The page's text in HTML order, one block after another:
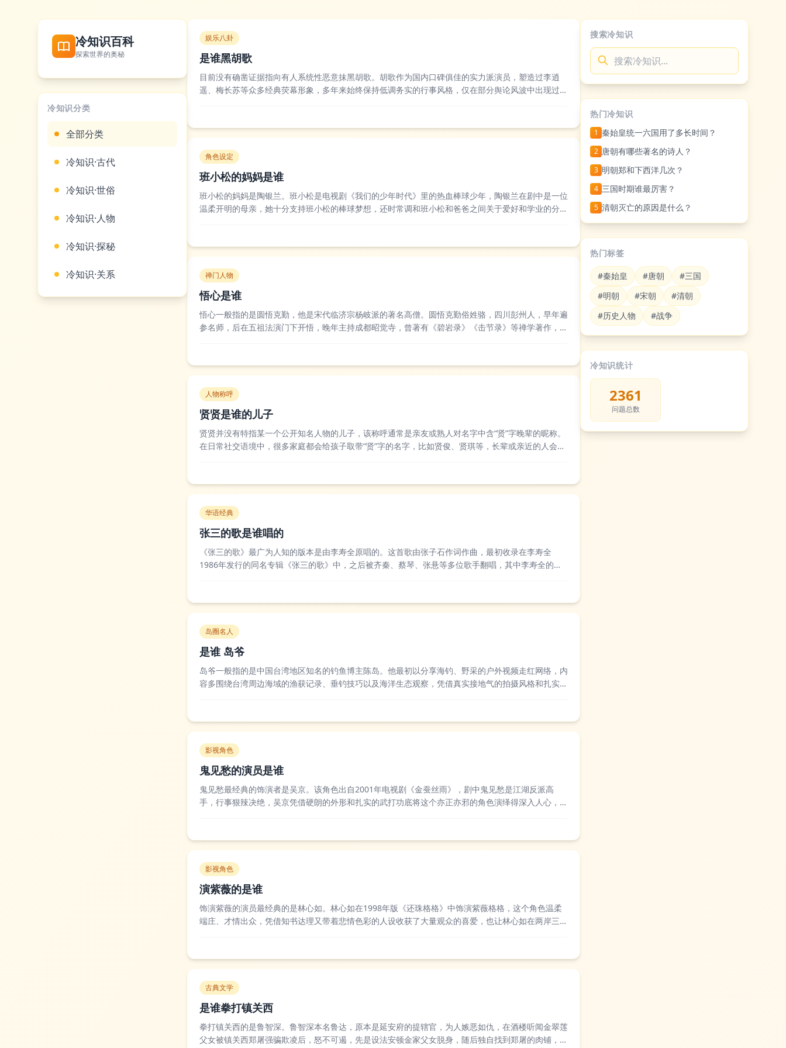
冷知识百科
探索世界的奥秘
冷知识分类
全部分类
冷知识·古代
冷知识·世俗
冷知识·人物
冷知识·探秘
冷知识·关系
娱乐八卦
是谁黑胡歌
目前没有确凿证据指向有人系统性恶意抹黑胡歌。胡歌作为国内口碑俱佳的实力派演员，塑造过李逍
遥、梅长苏等众多经典荧幕形象，多年来始终保持低调务实的行事风格，仅在部分舆论风波中出现过被
角色设定
班小松的妈妈是谁
班小松的妈妈是陶银兰。班小松是电视剧《我们的少年时代》里的热血棒球少年，陶银兰在剧中是一位
温柔开明的母亲，她十分支持班小松的棒球梦想，还时常调和班小松和爸爸之间关于爱好和学业的分
禅门人物
悟心是谁
悟心一般指的是圆悟克勤，他是宋代临济宗杨岐派的著名高僧。圆悟克勤俗姓骆，四川彭州人，早年遍
参名师，后在五祖法演门下开悟，晚年主持成都昭觉寺，曾著有《碧岩录》《击节录》等禅学著作，对
人物称呼
贤贤是谁的儿子
贤贤并没有特指某一个公开知名人物的儿子，该称呼通常是亲友或熟人对名字中含“贤”字晚辈的昵称。
在日常社交语境中，很多家庭都会给孩子取带“贤”字的名字，比如贤俊、贤琪等，长辈或亲近的人会简
华语经典
张三的歌是谁唱的
《张三的歌》最广为人知的版本是由李寿全原唱的。这首歌由张子石作词作曲，最初收录在李寿全
1986年发行的同名专辑《张三的歌》中，之后被齐秦、蔡琴、张悬等多位歌手翻唱，其中李寿全的原
岛圈名人
是谁 岛爷
岛爷一般指的是中国台湾地区知名的钓鱼博主陈岛。他最初以分享海钓、野采的户外视频走红网络，内
容多围绕台湾周边海域的渔获记录、垂钓技巧以及海洋生态观察，凭借真实接地气的拍摄风格和扎实的
影视角色
鬼见愁的演员是谁
鬼见愁最经典的饰演者是吴京。该角色出自2001年电视剧《金蚕丝雨》，剧中鬼见愁是江湖反派高
手，行事狠辣决绝，吴京凭借硬朗的外形和扎实的武打功底将这个亦正亦邪的角色演绎得深入人心，后
影视角色
演紫薇的是谁
饰演紫薇的演员最经典的是林心如。林心如在1998年版《还珠格格》中饰演紫薇格格，这个角色温柔
端庄、才情出众，凭借知书达理又带着悲情色彩的人设收获了大量观众的喜爱，也让林心如在两岸三地
古典文学
是谁拳打镇关西
拳打镇关西的是鲁智深。鲁智深本名鲁达，原本是延安府的提辖官，为人嫉恶如仇，在酒楼听闻金翠莲
父女被镇关西郑屠强骗欺凌后，怒不可遏，先是设法安顿金家父女脱身，随后独自找到郑屠的肉铺，故
搜索冷知识
热门冷知识
1 秦始皇统一六国用了多长时间？
2 唐朝有哪些著名的诗人？
3 明朝郑和下西洋几次？
4 三国时期谁最厉害？
5 清朝灭亡的原因是什么？
热门标签
#秦始皇 #唐朝
#三国
#明朝
#宋朝
#清朝
#历史人物
#战争
冷知识统计
2361
问题总数